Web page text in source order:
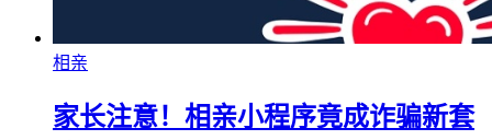
相亲
家长注意！相亲小程序竟成诈骗新套